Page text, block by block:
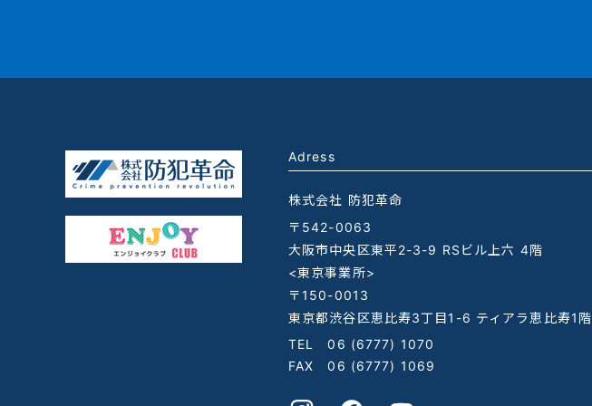
Adress
株式会社 防犯革命
〒542-0063
大阪市中央区東平2-3-9 RSビル上六 4階
<東京事業所>
〒150-0013
東京都渋谷区恵比寿3丁目1-6 ティアラ恵比寿1階
TEL06 (6777) 1070
FAX 06 (6777) 1069